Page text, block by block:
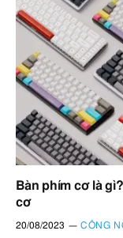
Bàn phím cơ là
cơ
20/08/2023 CÔNG